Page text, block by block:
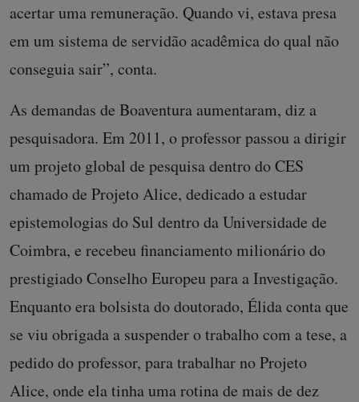
acertar uma remuneração. Quando vi, estava presa
em um sistema de servidão acadêmica do qual não
conseguia sair”, conta.
As demandas de Boaventura aumentaram, diz a
pesquisadora. Em 2011, o professor passou a dirigir
um projeto global de pesquisa dentro do CES
chamado de Projeto Alice, dedicado a estudar
epistemologias do Sul dentro da Universidade de
Coimbra, e recebeu financiamento milionário do
prestigiado Conselho Europeu para a Investigação.
Enquanto era bolsista do doutorado, Élida conta que
se viu obrigada a suspender o trabalho com a tese, a
pedido do professor, para trabalhar no Projeto
Alice, onde ela tinha uma rotina de mais de dez